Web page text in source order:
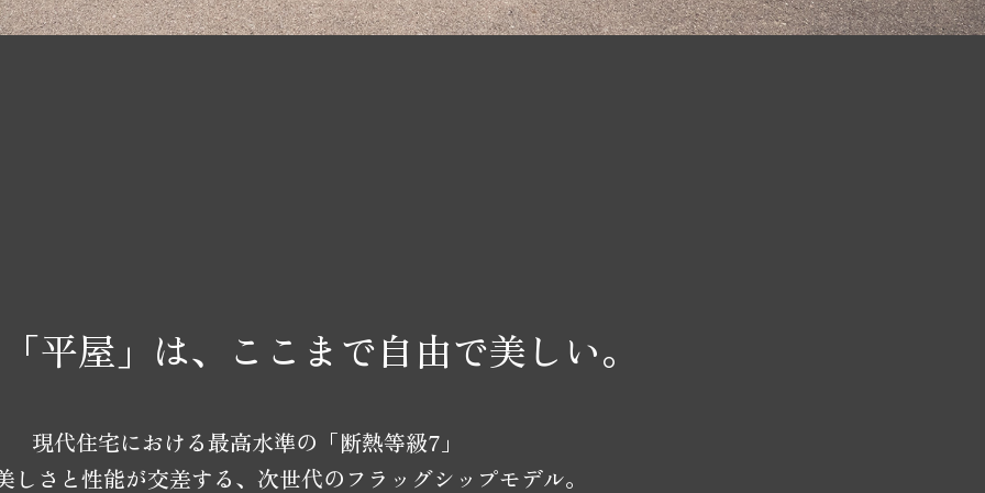
平屋」は、ここまで自由で美しい。
現代住宅における最高水準の「断熱等級7」
しさと性能が交差する、次世代のフラッグシップモデル。